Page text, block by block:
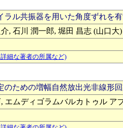
ラル共振器を用いた角度ずれを
, 石川 潤一郎, 堀田 昌志 (山口大)
細な著者の所属など)
のための増幅自然放出光非線形
エムディゴラムバルカトゥル ア